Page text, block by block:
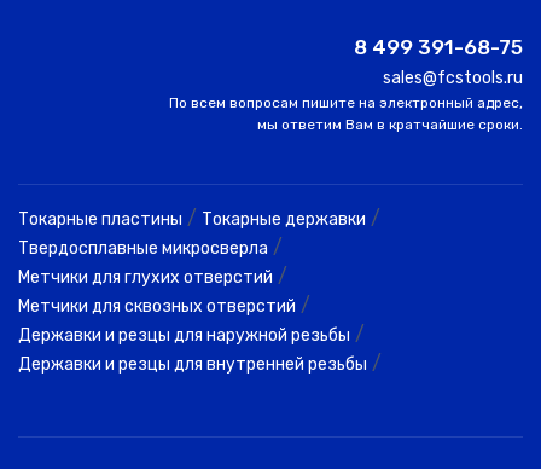
8 499 391-68-75
sales@fcstools.ru
По всем вопросам пишите на электронный адрес,
мы ответим Вам в кратчайшие сроки.
Токарные пластины / Токарные державки /
Твердосплавные микросверла /
Метчики для глухих отверстий /
Метчики для сквозных отверстий /
Державки и резцы для наружной резьбы /
Державки и резцы для внутренней резьбы /